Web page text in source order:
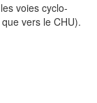
voies cyclo-
vers le CHU).